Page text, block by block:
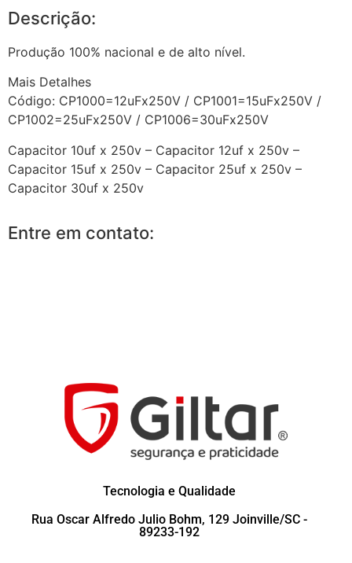
Descrição:
Produção 100% nacional e de alto nível.
Mais Detalhes
Código: CP1000=12uFx250V / CP1001=15uFx250V /
CP1002=25uFx250V / CP1006=30uFx250V
Capacitor 10uf x 250v – Capacitor 12uf x 250v –
Capacitor 15uf x 250v – Capacitor 25uf x 250v –
Capacitor 30uf x 250v
Entre em contato:
Tecnologia e Qualidade
Rua Oscar Alfredo Julio Bohm, 129 Joinville/SC -
89233-192